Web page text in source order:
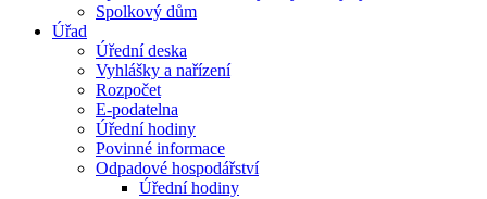
Spolkový dům
Úřad
Úřední deska
Vyhlášky a nařízení
Rozpočet
E-podatelna
Úřední hodiny
Povinné informace
Odpadové hospodářství
Úřední hodiny